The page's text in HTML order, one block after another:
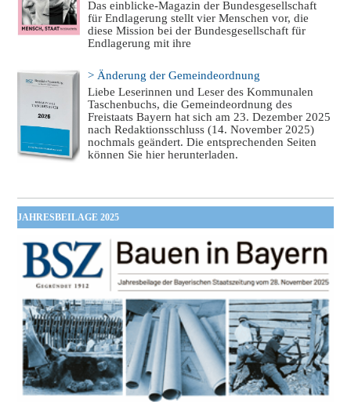
Das einblicke-Magazin der Bundesgesellschaft
für Endlagerung stellt vier Menschen vor, die
diese Mission bei der Bundesgesellschaft für
Endlagerung mit ihre
> Änderung der Gemeindeordnung
Liebe Leserinnen und Leser des Kommunalen
Taschenbuchs, die Gemeindeordnung des
Freistaats Bayern hat sich am 23. Dezember 2025
nach Redaktionsschluss (14. November 2025)
nochmals geändert. Die entsprechenden Seiten
können Sie hier herunterladen.
JAHRESBEILAGE 2025